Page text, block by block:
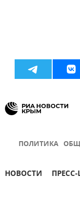
ПОЛИТИКА
НОВОСТИ